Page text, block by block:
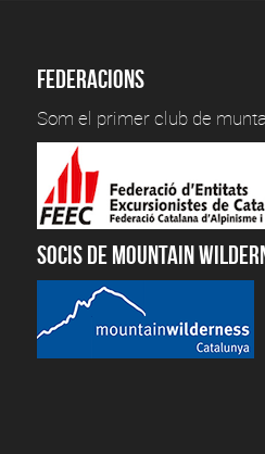
Federacions
Som el primer club de
Socis de Mountain